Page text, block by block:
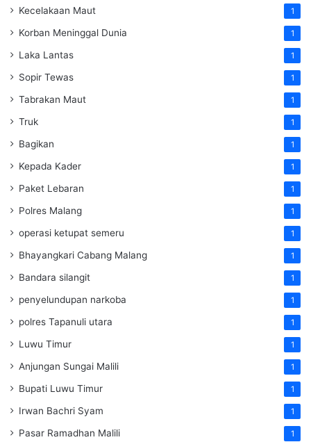
Kecelakaan Maut 1
Korban Meninggal Dunia 1
Laka Lantas 1
Sopir Tewas 1
Tabrakan Maut 1
Truk 1
Bagikan 1
Kepada Kader 1
Paket Lebaran 1
Polres Malang 1
operasi ketupat semeru 1
Bhayangkari Cabang Malang 1
Bandara silangit 1
penyelundupan narkoba 1
polres Tapanuli utara 1
Luwu Timur 1
Anjungan Sungai Malili 1
Bupati Luwu Timur 1
Irwan Bachri Syam 1
Pasar Ramadhan Malili 1